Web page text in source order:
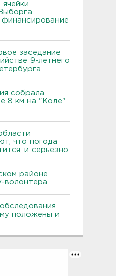
ячейки
заседание
9-летнего
собрала
8 км на "Коле"
что погода
и серьезно
районе
волонтера
положены и